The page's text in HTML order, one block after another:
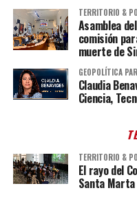
TERRITORIO &
Asamblea
comisión
muerte de
GEOPOLÍTICA
Claudia
Ciencia,
TERRITORIO &
El rayo del
Santa